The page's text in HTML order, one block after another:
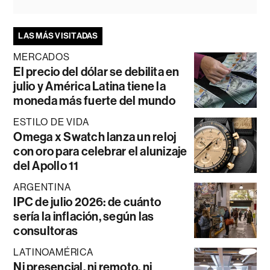
LAS MÁS VISITADAS
MERCADOS
El precio del dólar se debilita en
julio y América Latina tiene la
moneda más fuerte del mundo
ESTILO DE VIDA
Omega x Swatch lanza un reloj
con oro para celebrar el alunizaje
del Apollo 11
ARGENTINA
IPC de julio 2026: de cuánto
sería la inflación, según las
consultoras
LATINOAMÉRICA
Ni presencial, ni remoto, ni